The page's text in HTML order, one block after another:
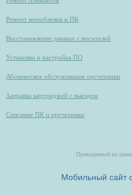
Ремонт моноблоков и ПК
Восстановление данных с носителей
Установка и настройка ПО
Абонентское обслуживание оргтехники
Заправка картриджей с выездом
Списание ПК и оргтехники
Приведенный на
Мобильный сайт